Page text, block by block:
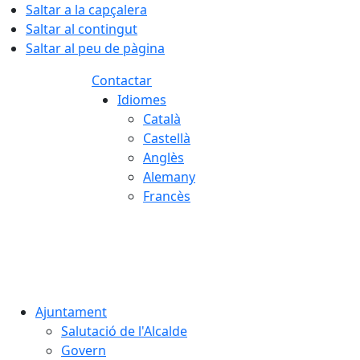
Saltar a la capçalera
Saltar al contingut
Saltar al peu de pàgina
Contactar
Idiomes
Català
Castellà
Anglès
Alemany
Francès
Ajuntament
Salutació de l'Alcalde
Govern